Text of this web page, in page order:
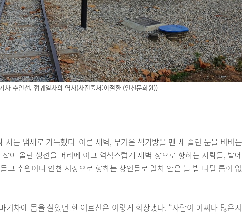
차 수인선, 협궤열차의 역사(사진출처:이철환 (안산문화원))
사는 냄새로 가득했다. 이른 새벽, 무거운 책가방을 멘 채 졸린 눈을 비비는
아 올린 생선을 머리에 이고 억척스럽게 새벽 장으로 향하는 사람들, 밭에
고 수원이나 인천 시장으로 향하는 상인들로 열차 안은 늘 발 디딜 틈이 없
기차에 몸을 실었던 한 어르신은 이렇게 회상했다. “사람이 어찌나 많은지